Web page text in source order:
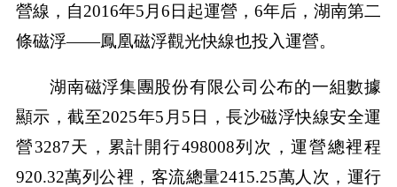
營線，自2016年5月6日起運營，6年后，湖南第二
條磁浮——鳳凰磁浮觀光快線也投入運營。
湖南磁浮集團股份有限公司公布的一組數據
顯示，截至2025年5月5日，長沙磁浮快線安全運
營3287天，累計開行498008列次，運營總裡程
920.32萬列公裡，客流總量2415.25萬人次，運行